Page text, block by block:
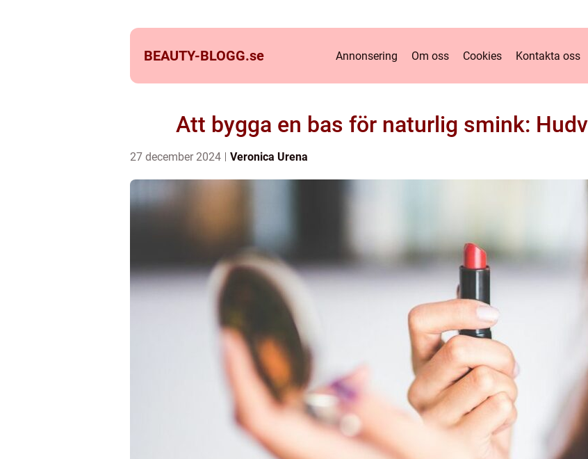
BEAUTY-BLOGG.se Annonsering Om oss Cookies Kontakta oss
Att bygga en bas för naturlig smink:
27 december 2024 Veronica Urena